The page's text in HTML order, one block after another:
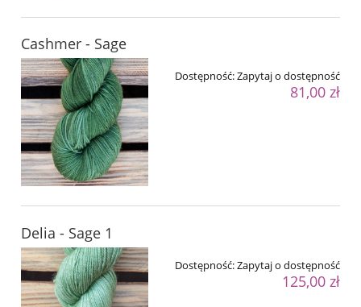
Cashmer - Sage
Dostępność:Zapytaj o dostępność
81,00 zł
Delia - Sage 1
Dostępność:Zapytaj o dostępność
125,00 zł